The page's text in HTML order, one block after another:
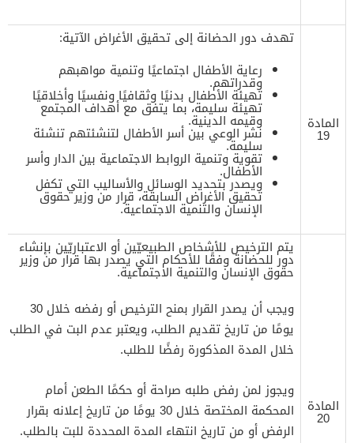
المادة
19
تهدف دور الحضانة إلى تحقيق الأغراض الآتية:
رعاية الأطفال اجتماعيًا وتنمية مواهبهم
وقدراتهم.
تهيئة الأطفال بدنيًا وثقافيًا ونفسيًا وأخلاقيًا
تهيئة سليمة، بما يتفق مع أهداف المجتمع
وقيمه الدينية.
نشر الوعي بين أسر الأطفال لتنشئتهم تنشئة
سليمة.
تقوية وتنمية الروابط الاجتماعية بين الدار وأسر
الأطفال.
ويصدر بتحديد الوسائل والأساليب التي تكفل
تحقيق الأغراض السابقة، قرار من وزير حقوق
الإنسان والتنمية الاجتماعية.
المادة
20
يتم الترخيص للأشخاص الطبيعيّين أو الاعتباريّين بإنشاء
دور للحضانة وفقًا للأحكام التي يصدر بها قرار من وزير
حقوق الإنسان والتنمية الاجتماعية.
ويجب أن يصدر القرار بمنح الترخيص أو رفضه خلال 30
يومًا من تاريخ تقديم الطلب، ويعتبر عدم البت في الطلب
خلال المدة المذكورة رفضًا للطلب.
ويجوز لمن رفض طلبه صراحة أو حكمًا الطعن أمام
المحكمة المختصة خلال 30 يومًا من تاريخ إعلانه بقرار
الرفض أو من تاريخ انتهاء المدة المحددة للبت بالطلب.